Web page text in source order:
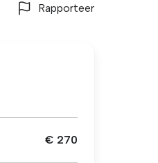
Rapporteer
€ 270